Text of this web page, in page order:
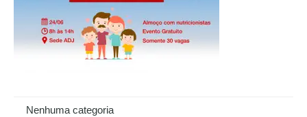
Nenhuma categoria